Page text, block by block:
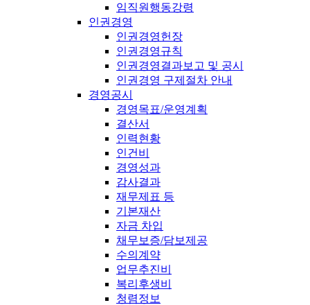
임직원행동강령
인권경영
인권경영헌장
인권경영규칙
인권경영결과보고 및 공시
인권경영 구제절차 안내
경영공시
경영목표/운영계획
결산서
인력현황
인건비
경영성과
감사결과
재무제표 등
기본재산
자금 차입
채무보증/담보제공
수의계약
업무추진비
복리후생비
청렴정보